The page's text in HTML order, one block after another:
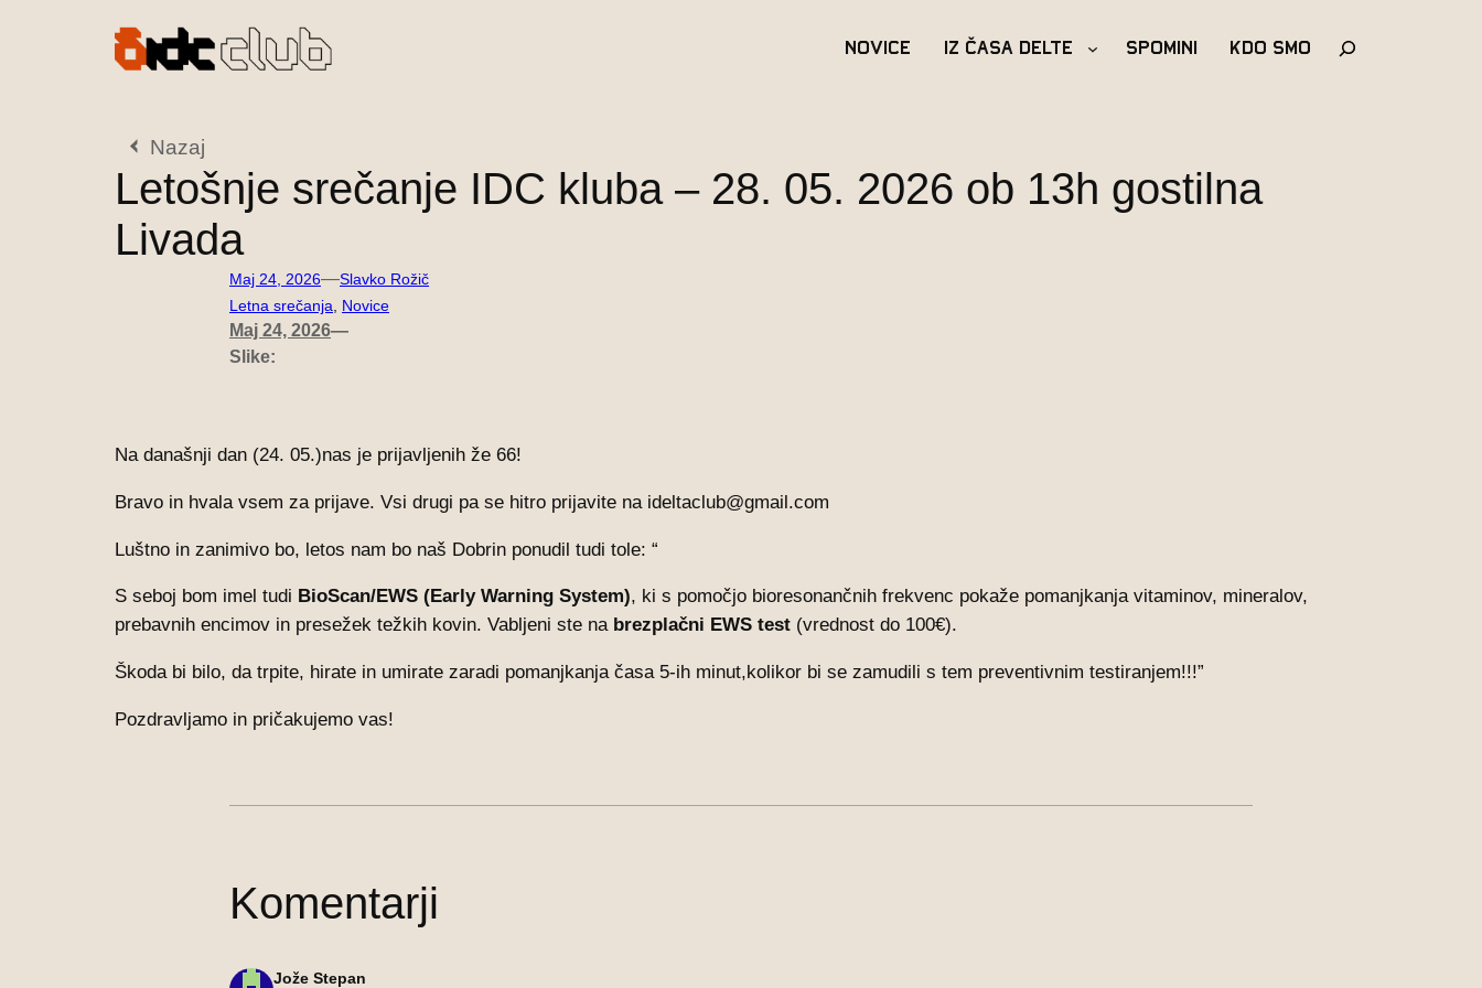
Novice Iz časa Delte Spomini Kdo Smo Išči
Nazaj
Letošnje srečanje IDC kluba – 28. 05. 2026 ob 13h gostilna
Livada
Maj 24, 2026—Slavko Rožič
Letna srečanja
Novice
Maj 24, 2026—
Slike:
Na današnji dan (24. 05.)nas je prijavljenih že 66!
Bravo in hvala vsem za prijave. Vsi drugi pa se hitro prijavite na ideltaclub@gmail.com
Luštno in zanimivo bo, letos nam bo naš Dobrin ponudil tudi tole: “
S seboj bom imel tudi BioScan/EWS (Early Warning System), ki s pomočjo bioresonančnih frekvenc pokaže pomanjkanja vitaminov, mineralov,
prebavnih encimov in presežek težkih kovin. Vabljeni ste na brezplačni EWS test (vrednost do 100€).
Škoda bi bilo, da trpite, hirate in umirate zaradi pomanjkanja časa 5-ih minut,kolikor bi se zamudili s tem preventivnim testiranjem!!!”
Pozdravljamo in pričakujemo vas!
Komentarji
Jože Stepan